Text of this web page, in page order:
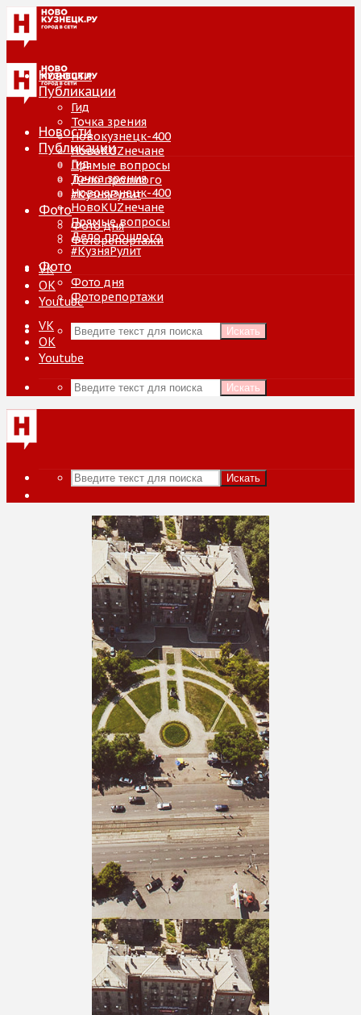
Новости
Публикации
Гид
Точка зрения
Новокузнецк-400
НовоKUZнечане
Прямые вопросы
Дело прошлого
#КузняРулит
Фото
Фото дня
Фоторепортажи
VK
ОК
Youtube
Искать
Новости
Публикации
Гид
Точка зрения
Новокузнецк-400
НовоKUZнечане
Прямые вопросы
Дело прошлого
#КузняРулит
Фото
Фото дня
Фоторепортажи
VK
ОК
Youtube
Искать
Искать